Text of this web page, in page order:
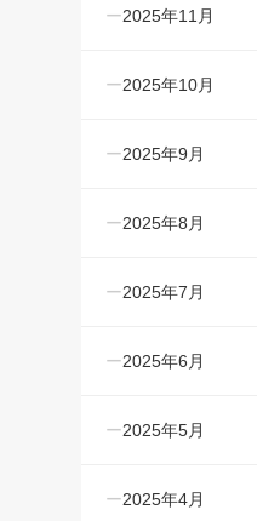
2025年11月
2025年10月
2025年9月
2025年8月
2025年7月
2025年6月
2025年5月
2025年4月